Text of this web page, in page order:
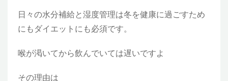
日々の水分補給と湿度管理は冬を健康に過ごすため
にもダイエットにも必須です。
喉が渇いてから飲んでいては遅いですよ
その理由は